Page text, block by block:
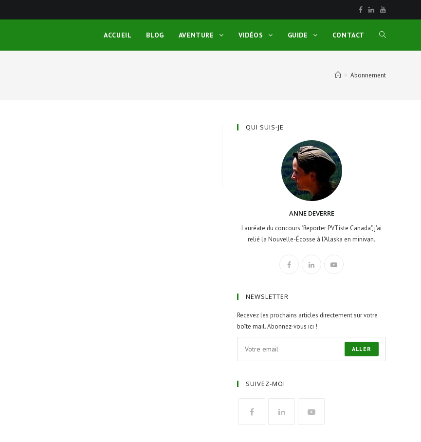
ACCUEIL BLOG AVENTURE VIDÉOS GUIDE CONTACT
> Abonnement
QUI SUIS-JE
ANNE DEVERRE
Lauréate du concours "Reporter PVTiste Canada", j'ai
relié la Nouvelle-Écosse à l'Alaska en minivan.
NEWSLETTER
Recevez les prochains articles directement sur votre
boîte mail. Abonnez-vous ici !
ALLER
SUIVEZ-MOI